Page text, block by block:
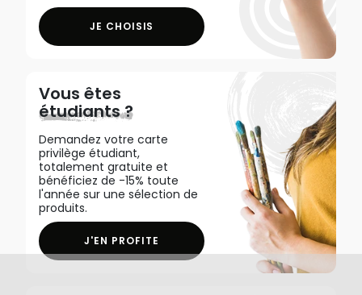
JE CHOISIS
Vous êtes
étudiants ?
Demandez votre carte
privilège étudiant,
totalement gratuite et
bénéficiez de -15% toute
l'année sur une sélection de
produits.
J'EN PROFITE